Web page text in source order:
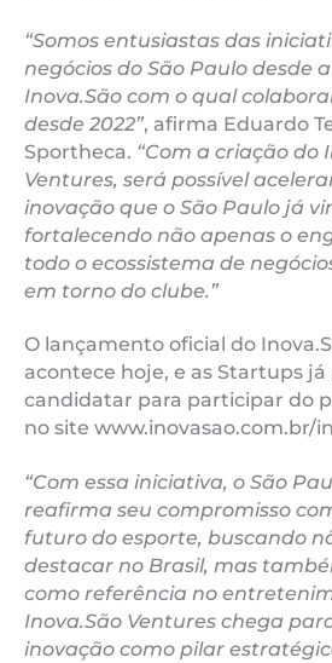
“Somos entusiastas das
negócios do São Paulo desde
Inova.São com o qual
desde 2022”, afirma Eduardo
Sportheca. “Com a criação do
Ventures, será possível
inovação que o São Paulo já
fortalecendo não apenas o
todo o ecossistema de
em torno do clube.”
O lançamento oficial do
acontece hoje, e as Startups já
candidatar para participar do
no site www.inovasao.com.br/
“Com essa iniciativa, o São
reafirma seu compromisso
futuro do esporte, buscando
destacar no Brasil, mas
como referência no
Inova.São Ventures chega
inovação como pilar